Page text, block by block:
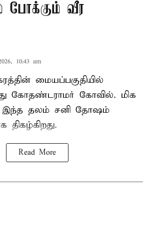
போக்கும் வீர
10:43 am
மையப்பகுதியில்
கோதண்டராமர் கோவில். மிக
இந்த தலம் சனி தோஷம்
Read More